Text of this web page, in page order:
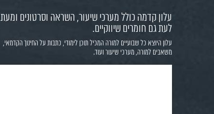
עלון קדמה כולל מערכי שיעור, השראה וסרטונים ומעת
לעת גם חומרים שיווקיים.
עלון היוצא כל שבועיים למורה המכיל תוכן לימודי, כתבות על החינוך הקדמאי,
משאבים למורה, מערכי שיעור ועוד.